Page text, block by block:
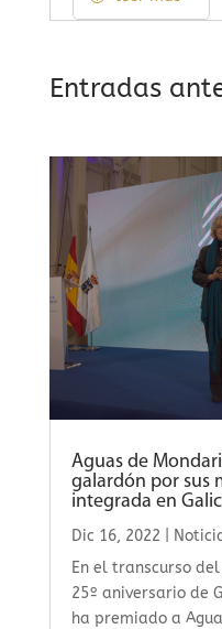
Entradas
Aguas de
galardón por sus
integrada en
Dic 16, 2022
En el transcurso
25º aniversario de
ha premiado a